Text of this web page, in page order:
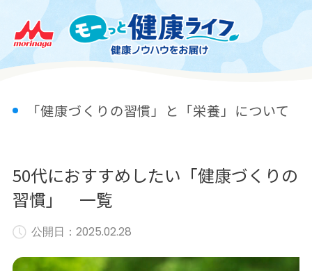
「健康づくりの習慣」と「栄養」について
50代におすすめしたい「健康づくりの
習慣」 一覧
公開日：2025.02.28